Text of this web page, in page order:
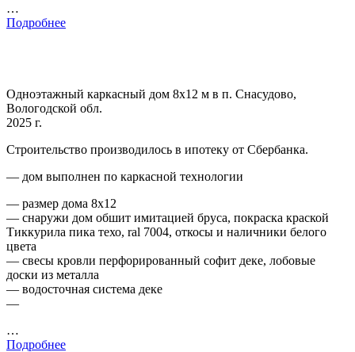
…
Подробнее
Одноэтажный каркасный дом 8х12 м в п. Снасудово,
Вологодской обл.
2025 г.
Строительство производилось в ипотеку от Сбербанка.
— дом выполнен по каркасной технологии
— размер дома 8х12
— снаружи дом обшит имитацией бруса, покраска краской
Тиккурила пика техо, ral 7004, откосы и наличники белого
цвета
— свесы кровли перфорированный софит деке, лобовые
доски из металла
— водосточная система деке
—
…
Подробнее